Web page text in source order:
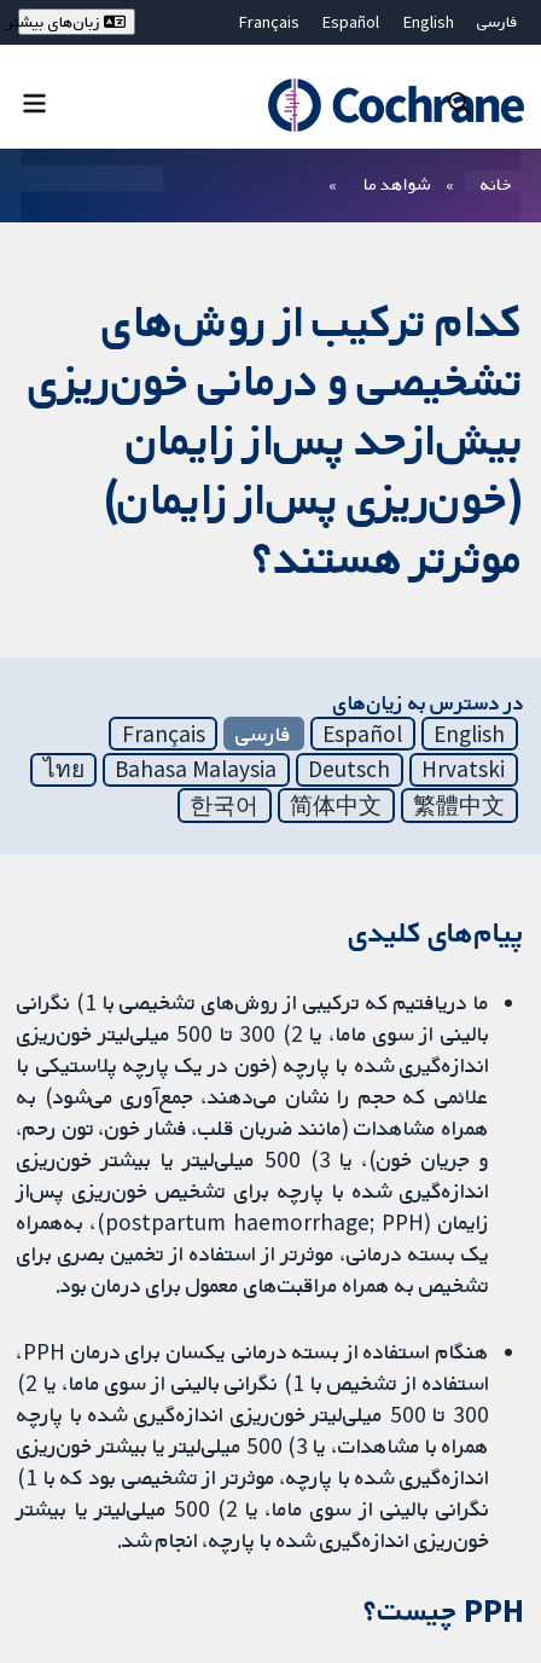
فارسی English
Español
Français
Bahasa Malaysia
ไทย
繁體中文
زبان‌های بیشتر
خانه شواهد ما
کدام ترکیب از روش‌های
تشخیصی و درمانی خون‌ریزی
بیش‌ازحد پس‌از زایمان
(خون‌ریزی پس‌از زایمان)
موثرتر هستند؟
در دسترس به زیان‌های
English
Español فارسی
Français
Hrvatski
Deutsch
Bahasa Malaysia
ไทย
繁體中文
简体中文
한국어
پیام‌های کلیدی
ما دریافتیم که ترکیبی از روش‌های تشخیصی با 1) نگرانی
بالینی از سوی ماما، یا 2) 300 تا 500 میلی‌لیتر خون‌ریزی
اندازه‌گیری شده با پارچه (خون در یک پارچه پلاستیکی با
علائمی که حجم را نشان می‌دهند، جمع‌آوری می‌شود) به
همراه مشاهدات (مانند ضربان قلب، فشار خون، تون رحم،
و جریان خون)، یا 3) 500 میلی‌لیتر یا بیشتر خون‌ریزی
اندازه‌گیری شده با پارچه برای تشخیص خون‌ریزی پس‌از
زایمان (postpartum haemorrhage; PPH)، به‌همراه
یک بسته درمانی، موثرتر از استفاده از تخمین بصری برای
تشخیص به همراه مراقبت‌های معمول برای درمان بود.
هنگام استفاده از بسته درمانی یکسان برای درمان PPH،
استفاده از تشخیص با 1) نگرانی بالینی از سوی ماما، یا 2)
300 تا 500 میلی‌لیتر خون‌ریزی اندازه‌گیری شده با پارچه
همراه با مشاهدات، یا 3) 500 میلی‌لیتر یا بیشتر خون‌ریزی
اندازه‌گیری شده با پارچه، موثرتر از تشخیصی بود که با 1)
نگرانی بالینی از سوی ماما، یا 2) 500 میلی‌لیتر یا بیشتر
خون‌ریزی اندازه‌گیری شده با پارچه، انجام شد.
PPH چیست؟